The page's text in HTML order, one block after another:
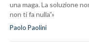
una maga. La soluzione
non ti fa nulla”»
Paolo Paolini